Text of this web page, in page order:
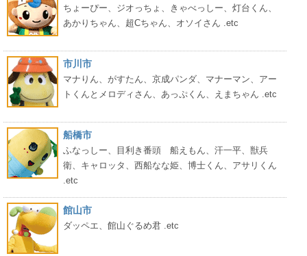
ちょーぴー、ジオっちょ、きゃべっしー、灯台くん、
あかりちゃん、超Cちゃん、オソイさん .etc
市川市
マナりん、がすたん、京成パンダ、マナーマン、アー
トくんとメロディさん、あっぷくん、えまちゃん .etc
船橋市
ふなっしー、目利き番頭 船えもん、汗一平、獣兵
衛、キャロッタ、西船なな姫、博士くん、アサリくん
.etc
館山市
ダッペエ、館山ぐるめ君 .etc